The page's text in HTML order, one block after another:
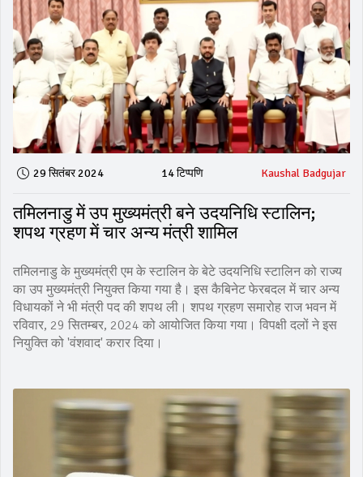
29 सितंबर 2024 14 टिप्पणि Kaushal Badgujar
तमिलनाडु में उप मुख्यमंत्री बने उदयनिधि स्टालिन;
शपथ ग्रहण में चार अन्य मंत्री शामिल
तमिलनाडु के मुख्यमंत्री एम के स्टालिन के बेटे उदयनिधि स्टालिन को राज्य
का उप मुख्यमंत्री नियुक्त किया गया है। इस कैबिनेट फेरबदल में चार अन्य
विधायकों ने भी मंत्री पद की शपथ ली। शपथ ग्रहण समारोह राज भवन में
रविवार, 29 सितम्बर, 2024 को आयोजित किया गया। विपक्षी दलों ने इस
नियुक्ति को 'वंशवाद' करार दिया।